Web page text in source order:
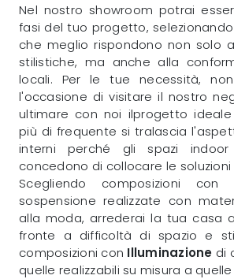
Nel nostro showroom potrai
fasi del tuo progetto,
che meglio rispondono non solo
stilistiche, ma anche alla
locali. Per le tue necessità,
l'occasione di visitare il nostro
ultimare con noi ilprogetto
più di frequente si tralascia
interni perché gli spazi indoor
concedono di collocare le
Scegliendo composizioni con
sospensione realizzate con
alla moda, arrederai la tua casa
fronte a difficoltà di spazio e
composizioni con Illuminazione di
quelle realizzabili su misura a quelle